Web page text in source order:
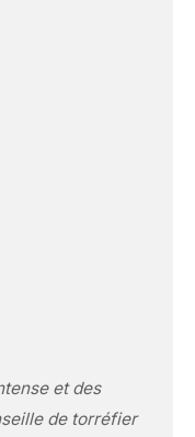
et des
de torréfier